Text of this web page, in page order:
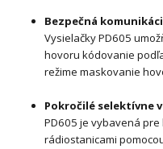
Bezpečná
Vysielačky PD605
hovoru kódovanie
režime maskovanie
Pokročilé selektívne
PD605 je vybavená
rádiostanicami